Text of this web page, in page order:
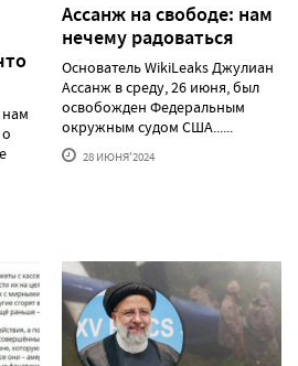
нам
Ассанж на свободе: нам
нечему радоваться
Основатель WikiLeaks Джулиан
Ассанж в среду, 26 июня, был
освобожден Федеральным
окружным судом США......
28 ИЮНЯ'2024